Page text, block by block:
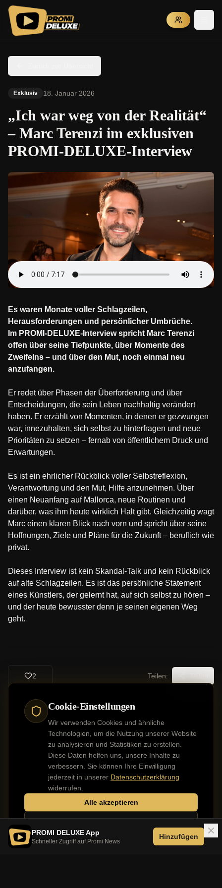
Cookie-Einstellungen
Wir verwenden Cookies und ähnliche
Technologien, um die Nutzung unserer Website
zu analysieren und Statistiken zu erstellen.
Diese Daten helfen uns, unsere Inhalte zu
verbessern. Sie können Ihre Einwilligung
jederzeit in unserer Datenschutzerklärung
widerrufen.
Alle akzeptieren
Nur notwendige
PROMI DELUXE App
Schneller Zugriff auf Promi News
Hinzufügen
Exklusiv 18. Januar 2026
„Ich war weg von der Realität“
– Marc Terenzi im exklusiven
PROMI-DELUXE-Interview
Es waren Monate voller Schlagzeilen,
Herausforderungen und persönlicher Umbrüche.
Im PROMI-DELUXE-Interview spricht Marc Terenzi
offen über seine Tiefpunkte, über Momente des
Zweifelns – und über den Mut, noch einmal neu
anzufangen.
Er redet über Phasen der Überforderung und über
Entscheidungen, die sein Leben nachhaltig verändert
haben. Er erzählt von Momenten, in denen er gezwungen
war, innezuhalten, sich selbst zu hinterfragen und neue
Prioritäten zu setzen – fernab von öffentlichem Druck und
Erwartungen.
Es ist ein ehrlicher Rückblick voller Selbstreflexion,
Verantwortung und den Mut, Hilfe anzunehmen. Über
einen Neuanfang auf Mallorca, neue Routinen und
darüber, was ihm heute wirklich Halt gibt. Gleichzeitig wagt
Marc einen klaren Blick nach vorn und spricht über seine
Hoffnungen, Ziele und Pläne für die Zukunft – beruflich wie
privat.
Dieses Interview ist kein Skandal-Talk und kein Rückblick
auf alte Schlagzeilen. Es ist das persönliche Statement
eines Künstlers, der gelernt hat, auf sich selbst zu hören –
und der heute bewusster denn je seinen eigenen Weg
geht.
2 Teilen: